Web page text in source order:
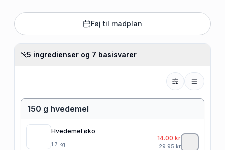
Føj til madplan
5 ingredienser og 7 basisvarer
150 g hvedemel
Hvedemel øko
1.7 kg
14.00 kr
29.95kr